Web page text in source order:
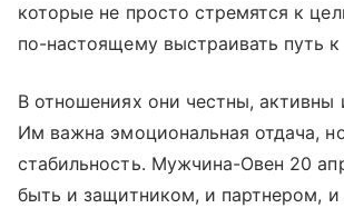
которые не просто стремятся к
по-настоящему выстраивать путь к
В отношениях они честны, активны
Им важна эмоциональная отдача,
стабильность. Мужчина-Овен 20
быть и защитником, и партнером, и